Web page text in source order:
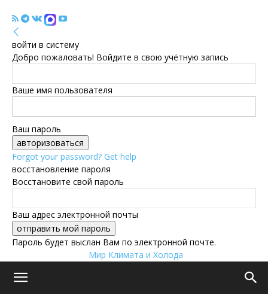
войти в систему
Добро пожаловать! Войдите в свою учётную запись
Ваше имя пользователя
Ваш пароль
Forgot your password? Get help
восстановление пароля
Восстановите свой пароль
Ваш адрес электронной почты
Пароль будет выслан Вам по электронной почте.
Мир Климата и Холода